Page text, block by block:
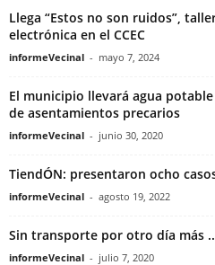
Llega “Estos no son ruidos”,
electrónica en el CCEC
informeVecinal - mayo 7, 2024
El municipio llevará agua
de asentamientos precarios
informeVecinal - junio 30, 2020
TiendÓN: presentaron ocho
informeVecinal - agosto 19, 2022
Sin transporte por otro día más ..
informeVecinal - julio 7, 2020